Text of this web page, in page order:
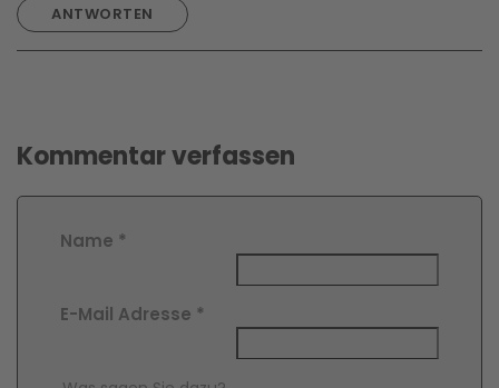
ANTWORTEN
Kommentar verfassen
Name *
E-Mail Adresse *